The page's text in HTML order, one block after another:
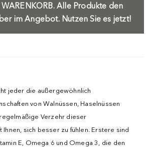
Alle Produkte den
im Angebot. Nutzen Sie es jetzt!
jeder die außergewöhnlich
von Walnüssen, Haselnüssen
Verzehr dieser
Ihnen, sich besser zu fühlen. Erstere sind
E, Omega 6 und Omega 3, die den